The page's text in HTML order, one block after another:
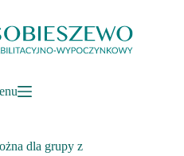
dla grupy z